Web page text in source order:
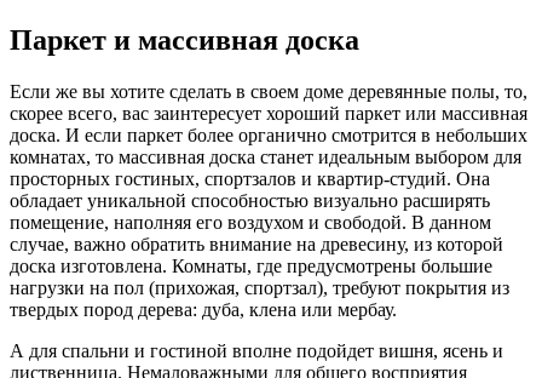
Паркет и массивная доска
Если же вы хотите сделать в своем доме деревянные полы, то,
скорее всего, вас заинтересует хороший паркет или массивная
доска. И если паркет более органично смотрится в небольших
комнатах, то массивная доска станет идеальным выбором для
просторных гостиных, спортзалов и квартир-студий. Она
обладает уникальной способностью визуально расширять
помещение, наполняя его воздухом и свободой. В данном
случае, важно обратить внимание на древесину, из которой
доска изготовлена. Комнаты, где предусмотрены большие
нагрузки на пол (прихожая, спортзал), требуют покрытия из
твердых пород дерева: дуба, клена или мербау.
А для спальни и гостиной вполне подойдет вишня, ясень и
лиственница. Немаловажными для общего восприятия